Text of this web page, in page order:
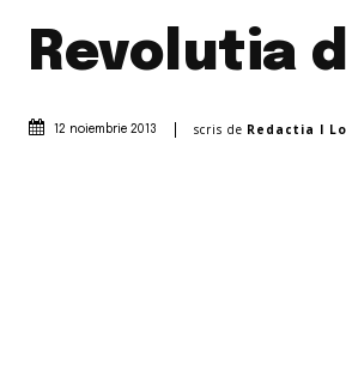
Revolutia
12 noiembrie 2013 scris de Redactia I